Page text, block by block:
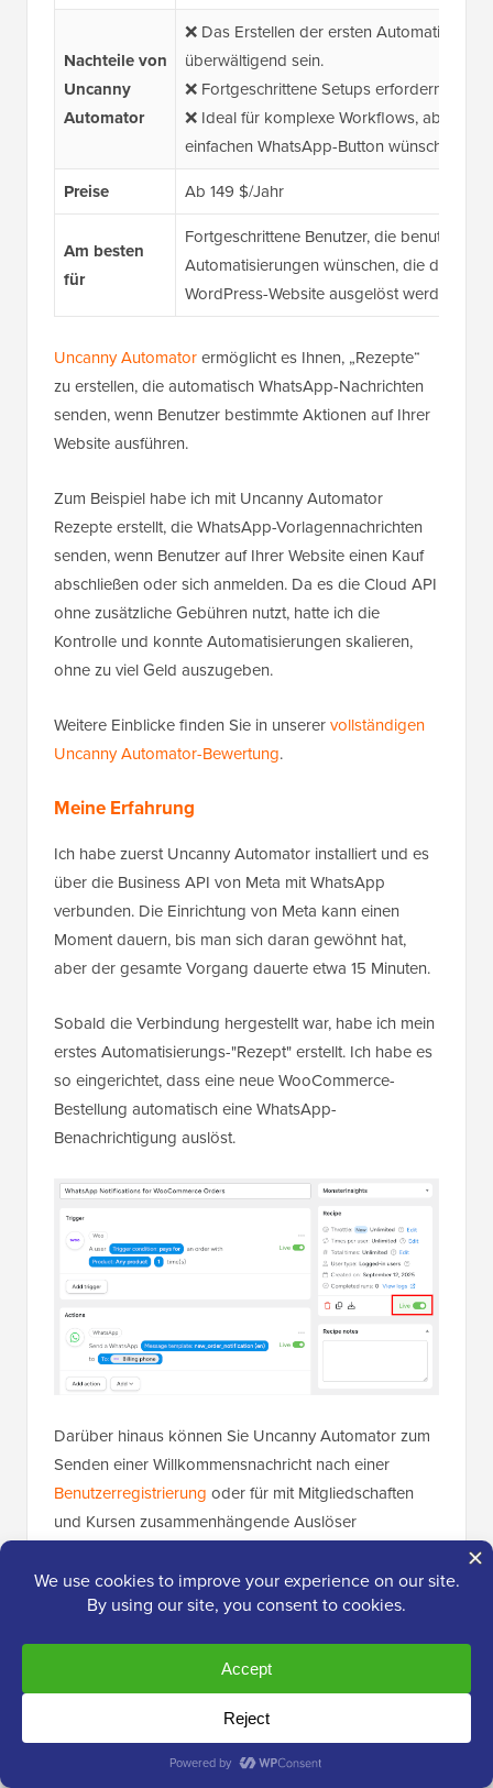
Nachteile von
Uncanny
Automator
❌ Das Erstellen der ersten
überwältigend sein.
❌ Fortgeschrittene Setups erfordern
❌ Ideal für komplexe Workflows, aber
einfachen WhatsApp-Button wünschen.
Preise Ab 149 $/Jahr
Am besten
für
Fortgeschrittene Benutzer, die
Automatisierungen wünschen, die durch
WordPress-Website ausgelöst werden.
Uncanny Automatorermöglicht es Ihnen, „Rezepte“
zu erstellen, die automatisch WhatsApp-Nachrichten
senden, wenn Benutzer bestimmte Aktionen auf Ihrer
Website ausführen.
Zum Beispiel habe ich mit Uncanny Automator
Rezepte erstellt, die WhatsApp-Vorlagennachrichten
senden, wenn Benutzer auf Ihrer Website einen Kauf
abschließen oder sich anmelden. Da es die Cloud API
ohne zusätzliche Gebühren nutzt, hatte ich die
Kontrolle und konnte Automatisierungen skalieren,
ohne zu viel Geld auszugeben.
Weitere Einblicke finden Sie in unserervollständigen
Uncanny Automator-Bewertung.
Meine Erfahrung
Ich habe zuerst Uncanny Automator installiert und es
über die Business API von Meta mit WhatsApp
verbunden. Die Einrichtung von Meta kann einen
Moment dauern, bis man sich daran gewöhnt hat,
aber der gesamte Vorgang dauerte etwa 15 Minuten.
Sobald die Verbindung hergestellt war, habe ich mein
erstes Automatisierungs-"Rezept" erstellt. Ich habe es
so eingerichtet, dass eine neue WooCommerce-
Bestellung automatisch eine WhatsApp-
Benachrichtigung auslöst.
Darüber hinaus können Sie Uncanny Automator zum
Senden einer Willkommensnachricht nach einer
Benutzerregistrierung oder für mit Mitgliedschaften
und Kursen zusammenhängende Auslöser
Wenn sich beispielsweise jemand für einen Kurs
abläuft, können Sie Uncanny Automator verwenden,
um automatisierte WhatsApp-Benachrichtigungen zu
senden. Außerdem funktioniert es reibungslos mit
beliebten LMS-PluginswieMemberPressund